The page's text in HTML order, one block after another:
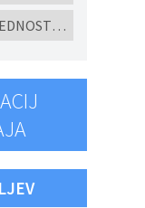
SEZNAM JAVNIH NAROČIL VREDNOSTI NAD 10.000 eur brez DDV ODDANIH PO EVIDENČNEM POSTOPKU V SKLADU ZJN-3 za leto 2025